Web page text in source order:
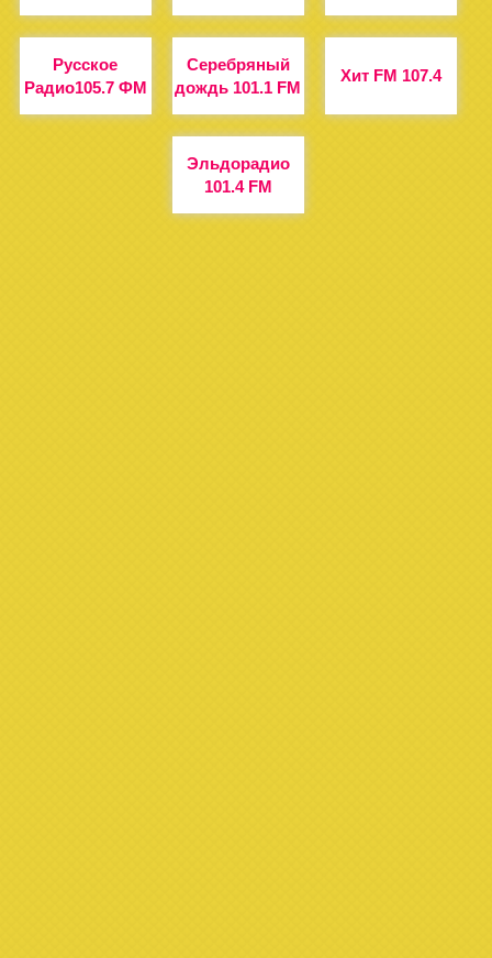
Русское
Радио105.7 ФМ
Серебряный
дождь 101.1 FM
Хит FM 107.4
Эльдорадио
101.4 FM